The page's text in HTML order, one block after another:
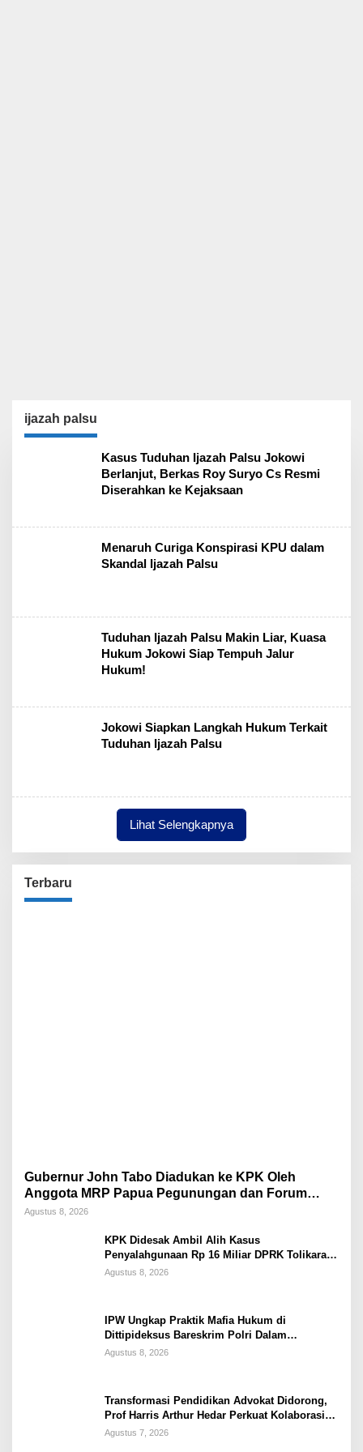
ijazah palsu
Kasus Tuduhan Ijazah Palsu Jokowi
Berlanjut, Berkas Roy Suryo Cs Resmi
Diserahkan ke Kejaksaan
Menaruh Curiga Konspirasi KPU dalam
Skandal Ijazah Palsu
Tuduhan Ijazah Palsu Makin Liar, Kuasa
Hukum Jokowi Siap Tempuh Jalur
Hukum!
Jokowi Siapkan Langkah Hukum Terkait
Tuduhan Ijazah Palsu
Lihat Selengkapnya
Terbaru
Gubernur John Tabo Diadukan ke KPK Oleh
Anggota MRP Papua Pegunungan dan Forum
Warga Papua
Agustus 8, 2026
KPK Didesak Ambil Alih Kasus
Penyalahgunaan Rp 16 Miliar DPRK Tolikara
Tahun 2017
Agustus 8, 2026
IPW Ungkap Praktik Mafia Hukum di
Dittipideksus Bareskrim Polri Dalam
Penanganan Kasus PT ARA
Agustus 8, 2026
Transformasi Pendidikan Advokat Didorong,
Prof Harris Arthur Hedar Perkuat Kolaborasi
Kampus
Agustus 7, 2026